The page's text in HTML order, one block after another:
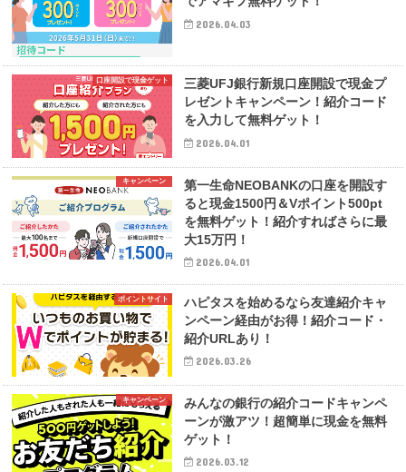
2026.04.03
口座開設で現金ゲット
三菱UFJ銀行新規口座開設で現金プ
レゼントキャンペーン！紹介コード
を入力して無料ゲット！
2026.04.01
キャンペーン
第一生命NEOBANKの口座を開設す
ると現金1500円＆Vポイント500pt
を無料ゲット！紹介すればさらに最
大15万円！
2026.04.01
ポイントサイト
ハピタスを始めるなら友達紹介キャ
ンペーン経由がお得！紹介コード・
紹介URLあり！
2026.03.26
キャンペーン
みんなの銀行の紹介コードキャンペ
ーンが激アツ！超簡単に現金を無料
ゲット！
2026.03.12